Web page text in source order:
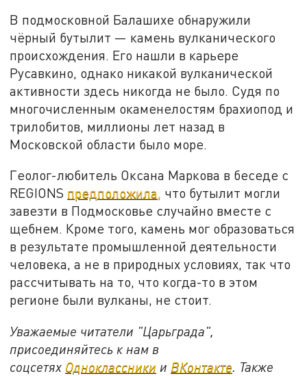
В подмосковной Балашихе обнаружили
чёрный бутылит — камень вулканического
происхождения. Его нашли в карьере
Русавкино, однако никакой вулканической
активности здесь никогда не было. Судя по
многочисленным окаменелостям брахиопод и
трилобитов, миллионы лет назад в
Московской области было море.
Геолог-любитель Оксана Маркова в беседе с
REGIONS предположила, что бутылит могли
завезти в Подмосковье случайно вместе с
щебнем. Кроме того, камень мог образоваться
в результате промышленной деятельности
человека, а не в природных условиях, так что
рассчитывать на то, что когда-то в этом
регионе были вулканы, не стоит.
Уважаемые читатели "Царьграда",
присоединяйтесь к нам в
соцсетях Одноклассники и ВКонтакте. Также